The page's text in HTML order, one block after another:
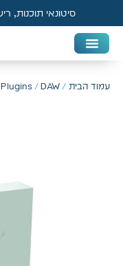
סיטונאי תוכנות,
עמוד הבית /
Plugins/DAW תוכנות מוזיקה